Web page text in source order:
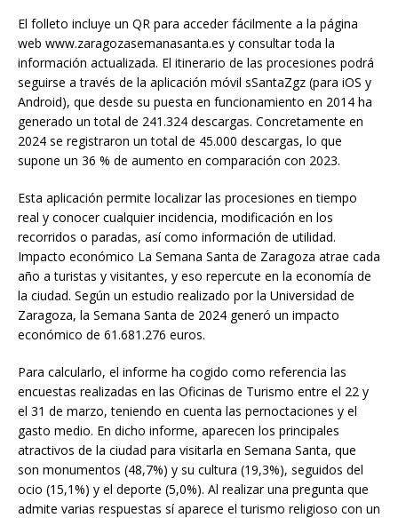
El folleto incluye un QR para acceder fácilmente a la página
web www.zaragozasemanasanta.es y consultar toda la
información actualizada. El itinerario de las procesiones podrá
seguirse a través de la aplicación móvil sSantaZgz (para iOS y
Android), que desde su puesta en funcionamiento en 2014 ha
generado un total de 241.324 descargas. Concretamente en
2024 se registraron un total de 45.000 descargas, lo que
supone un 36 % de aumento en comparación con 2023.
Esta aplicación permite localizar las procesiones en tiempo
real y conocer cualquier incidencia, modificación en los
recorridos o paradas, así como información de utilidad.
Impacto económico La Semana Santa de Zaragoza atrae cada
año a turistas y visitantes, y eso repercute en la economía de
la ciudad. Según un estudio realizado por la Universidad de
Zaragoza, la Semana Santa de 2024 generó un impacto
económico de 61.681.276 euros.
Para calcularlo, el informe ha cogido como referencia las
encuestas realizadas en las Oficinas de Turismo entre el 22 y
el 31 de marzo, teniendo en cuenta las pernoctaciones y el
gasto medio. En dicho informe, aparecen los principales
atractivos de la ciudad para visitarla en Semana Santa, que
son monumentos (48,7%) y su cultura (19,3%), seguidos del
ocio (15,1%) y el deporte (5,0%). Al realizar una pregunta que
admite varias respuestas sí aparece el turismo religioso con un